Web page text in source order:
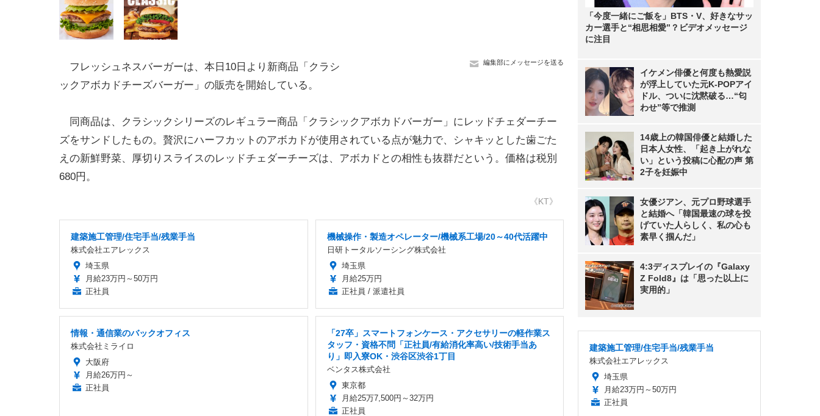
編集部にメッセージを送る
フレッシュネスバーガーは、本日10日より新商品「クラシ
ックアボカドチーズバーガー」の販売を開始している。
同商品は、クラシックシリーズのレギュラー商品「クラシックアボカドバーガー」にレッドチェダーチー
ズをサンドしたもの。贅沢にハーフカットのアボカドが使用されている点が魅力で、シャキッとした歯ごた
えの新鮮野菜、厚切りスライスのレッドチェダーチーズは、アボカドとの相性も抜群だという。価格は税別
680円。
《KT》
建築施工管理/住宅手当/残業手当
株式会社エアレックス
埼玉県
月給23万円～50万円
正社員
機械操作・製造オペレーター/機械系工場/20～40代活躍中
日研トータルソーシング株式会社
埼玉県
月給25万円
正社員 / 派遣社員
情報・通信業のバックオフィス
株式会社ミライロ
大阪府
月給26万円～
正社員
「27卒」スマートフォンケース・アクセサリーの軽作業ス
タッフ・資格不問「正社員/有給消化率高い/技術手当あ
り」即入寮OK・渋谷区渋谷1丁目
ベンタス株式会社
東京都
月給25万7,500円～32万円
正社員
「今度一緒にご飯を」BTS・V、好きなサッ
カー選手と“相思相愛”？ビデオメッセージ
に注目
イケメン俳優と何度も熱愛説
が浮上していた元K-POPアイ
ドル、ついに沈黙破る…“匂
わせ”等で推測
14歳上の韓国俳優と結婚した
日本人女性、「起き上がれな
い」という投稿に心配の声 第
2子を妊娠中
女優ジアン、元プロ野球選手
と結婚へ「韓国最速の球を投
げていた人らしく、私の心も
素早く掴んだ」
4:3ディスプレイの『Galaxy
Z Fold8』は「思った以上に
実用的」
建築施工管理/住宅手当/残業手当
株式会社エアレックス
埼玉県
月給23万円～50万円
正社員